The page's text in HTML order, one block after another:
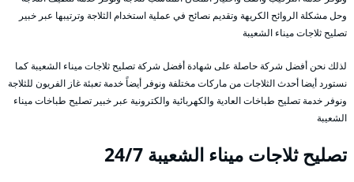
وحل مشكلة الروائح الكريهة وتقديم نصائح في عملية استخدام الثلاجة وترتيبها عبر خبير
تصليح ثلاجات ميناء الشعيبة
لذلك نحن أفضل شركة حاصلة على شهادة أفضل شركة تصليح ثلاجات ميناء الشعيبة كما
نستورد أيضا أحدث الثلاجات من ماركات مختلفة ونوفر أيضاً خدمة تعبئة غاز الفريون للثلاجة
ونوفر خدمة تصليح طباخات العادية والكهربائية والكترونية عبر خبير تصليح طباخات ميناء
الشعيبة
تصليح ثلاجات ميناء الشعيبة 24/7